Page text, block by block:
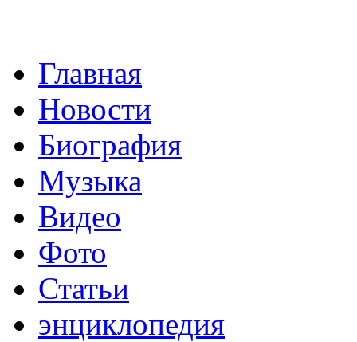
Главная
Новости
Биография
Музыка
Видео
Фото
Статьи
энциклопедия